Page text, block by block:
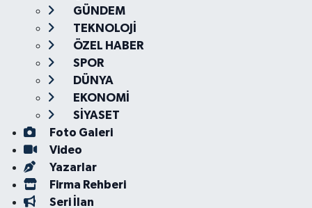
GÜNDEM
TEKNOLOJİ
ÖZEL HABER
SPOR
DÜNYA
EKONOMİ
SİYASET
Foto Galeri
Video
Yazarlar
Firma Rehberi
Seri İlan